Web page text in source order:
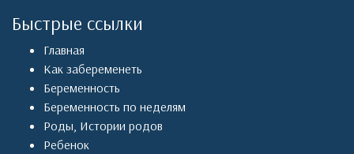
Быстрые ссылки
Главная
Как забеременеть
Беременность
Беременность по неделям
Роды, Истории родов
Ребенок